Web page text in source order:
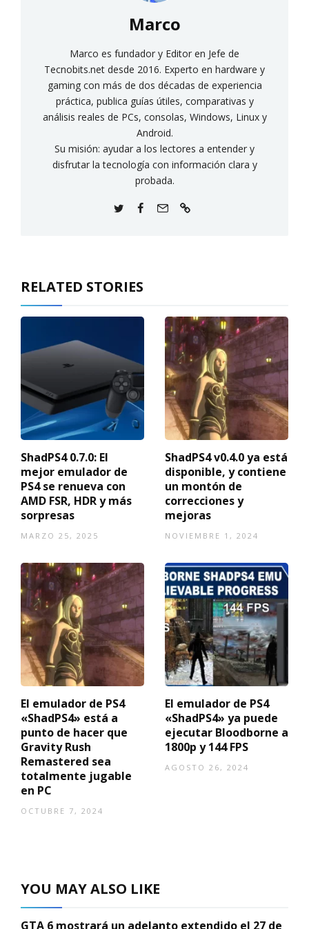
Marco
Marco es fundador y Editor en Jefe de
Tecnobits.net desde 2016. Experto en hardware y
gaming con más de dos décadas de experiencia
práctica, publica guías útiles, comparativas y
análisis reales de PCs, consolas, Windows, Linux y
Android.
Su misión: ayudar a los lectores a entender y
disfrutar la tecnología con información clara y
probada.
RELATED STORIES
ShadPS4 0.7.0: El
mejor emulador de
PS4 se renueva con
AMD FSR, HDR y más
sorpresas
MARZO 25, 2025
ShadPS4 v0.4.0 ya está
disponible, y contiene
un montón de
correcciones y
mejoras
NOVIEMBRE 1, 2024
El emulador de PS4
«ShadPS4» está a
punto de hacer que
Gravity Rush
Remastered sea
totalmente jugable
en PC
OCTUBRE 7, 2024
El emulador de PS4
«ShadPS4» ya puede
ejecutar Bloodborne a
1800p y 144 FPS
AGOSTO 26, 2024
YOU MAY ALSO LIKE
GTA 6 mostrará un adelanto extendido el 27 de